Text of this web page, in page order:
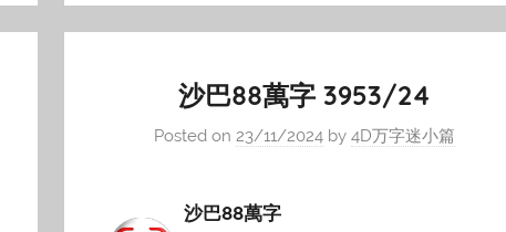
沙巴88萬字 3953/24
Posted on 23/11/2024by 4D万字迷小篇
沙巴88萬字